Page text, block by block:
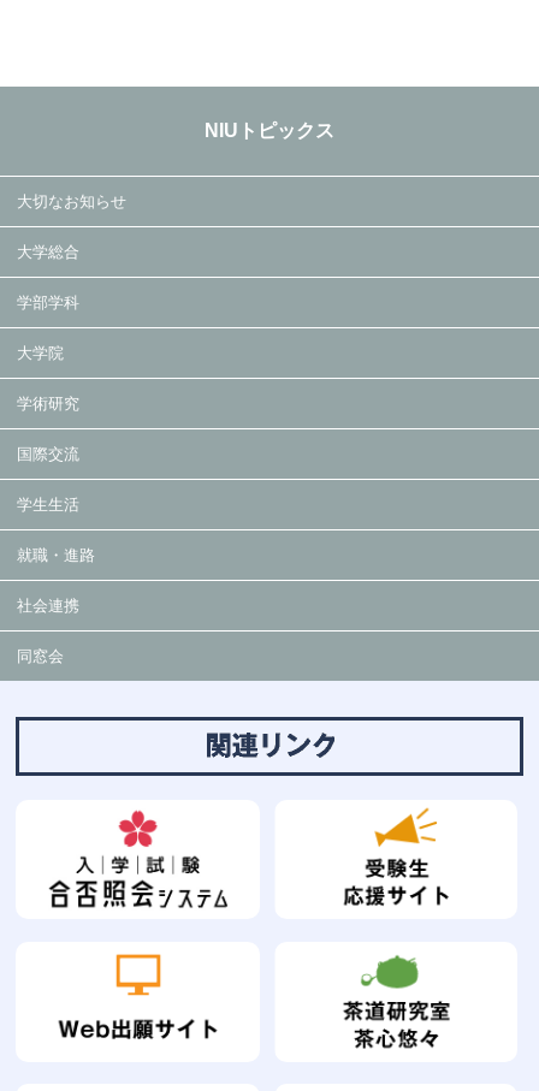
NIUトピックス
大切なお知らせ
大学総合
学部学科
大学院
学術研究
国際交流
学生生活
就職・進路
社会連携
同窓会